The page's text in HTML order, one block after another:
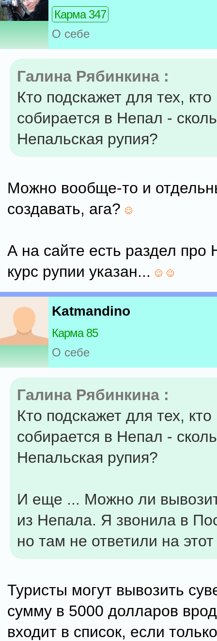
Карма 347
О себе
Галина Рябинкина :
Кто подскажет для тех,
собирается в Непал -
Непальская рупия?
Можно вообще-то и
создавать, ага?
А на сайте есть раздел про
курс рупии указан...
Katmandino
Карма 85
О себе
Галина Рябинкина :
Кто подскажет для тех,
собирается в Непал -
Непальская рупия?
И еще ... Можно ли
из Непала. Я звонила в
но там не ответили на
Туристы могут вывозить
сумму в 5000 долларов
входит в список, если